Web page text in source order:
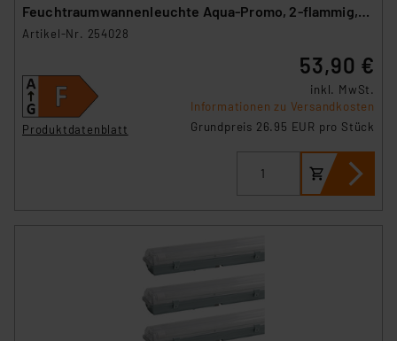
Feuchtraumwannenleuchte Aqua-Promo, 2-flammig,
3360 lm, 4000 K, 120 cm
Artikel-Nr. 254028
Produktdatenblatt
53,90 €
inkl. MwSt.
Informationen zu Versandkosten
Grundpreis 26.95 EUR pro Stück